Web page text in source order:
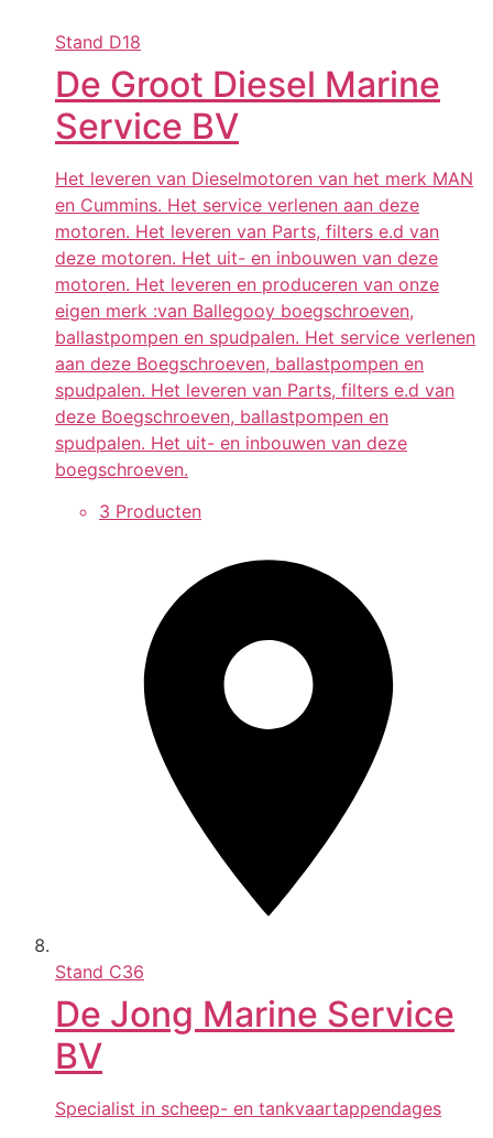
Stand D18
De Groot Diesel Marine
Service BV
Het leveren van Dieselmotoren van het merk MAN
en Cummins. Het service verlenen aan deze
motoren. Het leveren van Parts, filters e.d van
deze motoren. Het uit- en inbouwen van deze
motoren. Het leveren en produceren van onze
eigen merk :van Ballegooy boegschroeven,
ballastpompen en spudpalen. Het service verlenen
aan deze Boegschroeven, ballastpompen en
spudpalen. Het leveren van Parts, filters e.d van
deze Boegschroeven, ballastpompen en
spudpalen. Het uit- en inbouwen van deze
boegschroeven.
3 Producten
Stand C36
De Jong Marine Service
BV
Specialist in scheep- en tankvaartappendages